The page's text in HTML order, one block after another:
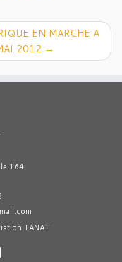
EN MARCHE A
2012 →
164
TANAT